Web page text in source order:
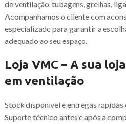
de ventilação, tubagens, grelhas,
Acompanhamos o cliente com
especializado para garantir a
adequado ao seu espaço.
Loja VMC – A sua
em ventilação
Stock disponível e entregas rápidas
Suporte técnico antes e após a